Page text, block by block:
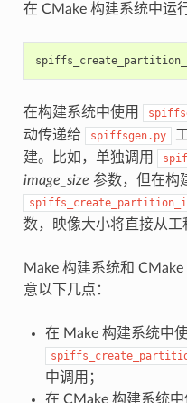
在 CMake 构建系统中运
在构建系统中使用
动传递给
spiffsgen.py
建。比如，单独调用
image_size 参数，但在构
数，映像大小将直接从工
Make 构建系统和
意以下几点：
在 Make 构建系统中
中调用；
在 CMake 构建系统中